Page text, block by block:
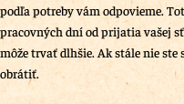
podľa potreby vám odpovieme.
pracovných dní od prijatia vašej
môže trvať dlhšie. Ak stále nie ste
obrátiť.